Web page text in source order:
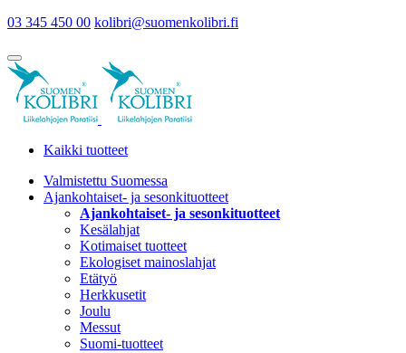
03 345 450 00 kolibri@suomenkolibri.fi
Kaikki tuotteet
Valmistettu Suomessa
Ajankohtaiset- ja sesonkituotteet
Ajankohtaiset- ja sesonkituotteet
Kesälahjat
Kotimaiset tuotteet
Ekologiset mainoslahjat
Etätyö
Herkkusetit
Joulu
Messut
Suomi-tuotteet